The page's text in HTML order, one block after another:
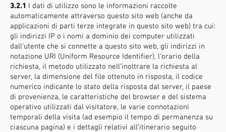
3.2.1 I dati di utilizzo sono le informazioni raccolte
automaticamente attraverso questo sito web (anche da
applicazioni di parti terze integrate in questo sito web) tra cui:
gli indirizzi IP o i nomi a dominio dei computer utilizzati
dall’utente che si connette a questo sito web, gli indirizzi in
notazione URI (Uniform Resource Identifier), l’orario della
richiesta, il metodo utilizzato nell’inoltrare la richiesta al
server, la dimensione del file ottenuto in risposta, il codice
numerico indicante lo stato della risposta dal server, il paese
di provenienza, le caratteristiche del browser e del sistema
operativo utilizzati dal visitatore, le varie connotazioni
temporali della visita (ad esempio il tempo di permanenza su
ciascuna pagina) e i dettagli relativi all’itinerario seguito